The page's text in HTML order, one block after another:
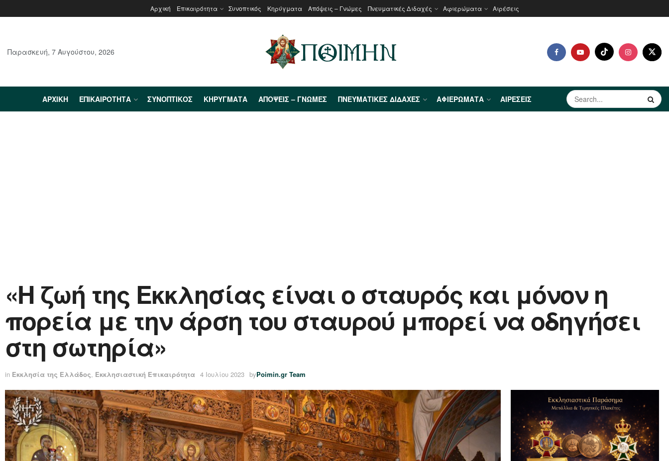
Αρχική Επικαιρότητα Συνοπτικός Κηρύγματα Απόψεις – Γνώμες Πνευματικές Διδαχές Αφιερώματα Αιρέσεις
Παρασκευή, 7 Αυγούστου, 2026
ΑΡΧΙΚΉ ΕΠΙΚΑΙΡΌΤΗΤΑ ΣΥΝΟΠΤΙΚΌΣ ΚΗΡΎΓΜΑΤΑ ΑΠΌΨΕΙΣ – ΓΝΏΜΕΣ ΠΝΕΥΜΑΤΙΚΈΣ ΔΙΔΑΧΈΣ ΑΦΙΕΡΏΜΑΤΑ ΑΙΡΈΣΕΙΣ
«Η ζωή της Εκκλησίας είναι ο σταυρός και μόνον η
πορεία με την άρση του σταυρού μπορεί να οδηγήσει
στη σωτηρία»
in Εκκλησία της Ελλάδος, Εκκλησιαστική Επικαιρότητα 4 Ιουλίου 2023 byPoimin.gr Team